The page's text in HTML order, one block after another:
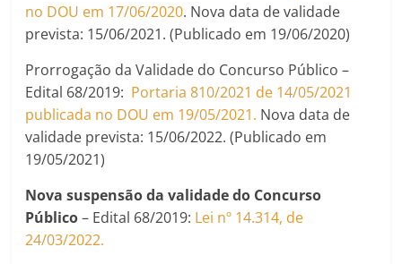
no DOU em 17/06/2020. Nova data de validade
prevista: 15/06/2021. (Publicado em 19/06/2020)
Prorrogação da Validade do Concurso Público –
Edital 68/2019: Portaria 810/2021 de 14/05/2021
publicada no DOU em 19/05/2021. Nova data de
validade prevista: 15/06/2022. (Publicado em
19/05/2021)
Nova suspensão da validade do Concurso
Público– Edital 68/2019: Lei nº 14.314, de
24/03/2022.